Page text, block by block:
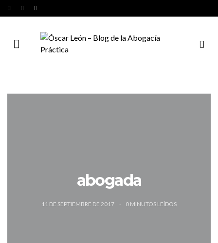
abogada
11 DE SEPTIEMBRE DE 2017 0 MINUTOS LEÍDOS